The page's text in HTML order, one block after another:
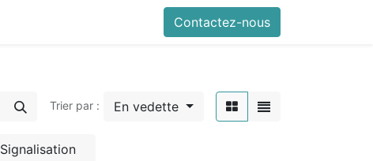
Contactez-nous
Trier par : En vedette
Signalisation